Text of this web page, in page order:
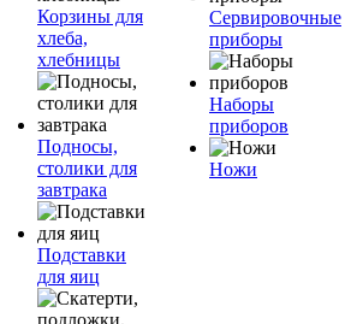
Корзины для
хлеба,
хлебницы
Подносы,
столики для
завтрака
Подставки
для яиц
Сервировочные
приборы
Наборы
приборов
Ножи